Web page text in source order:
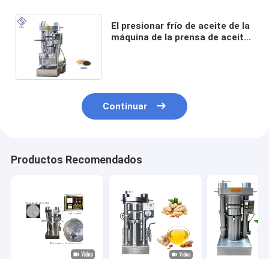
El presionar frío de aceite de la
máquina de la prensa de aceite
Continuar
Productos Recomendados